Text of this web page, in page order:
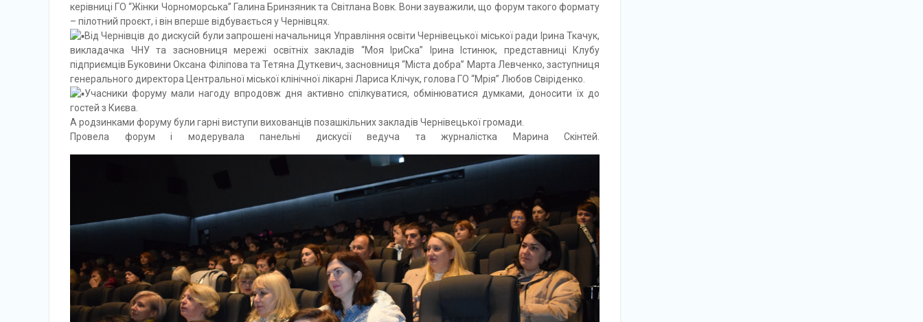
керівниці ГО “Жінки Чорноморська” Галина Бринзяник та Світлана Вовк. Вони зауважили, що форум такого формату
– пілотний проєкт, і він вперше відбувається у Чернівцях.
Від Чернівців до дискусій були запрошені начальниця Управління освіти Чернівецької міської ради Ірина Ткачук,
викладачка ЧНУ та засновниця мережі освітніх закладів “Моя ІриСка” Ірина Істинюк, представниці Клубу
підприємців Буковини Оксана Філіпова та Тетяна Дуткевич, засновниця “Міста добра” Марта Левченко, заступниця
генерального директора Центральної міської клінічної лікарні Лариса Клічук, голова ГО “Мрія” Любов Свіріденко.
Учасники форуму мали нагоду впродовж дня активно спілкуватися, обмінюватися думками, доносити їх до
гостей з Києва.
А родзинками форуму були гарні виступи вихованців позашкільних закладів Чернівецької громади.
Провела форум і модерувала панельні дискусії ведуча та журналістка Марина Скінтей.